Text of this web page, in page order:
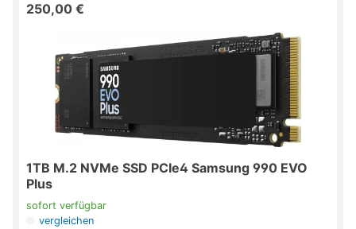
250,00 €
1TB M.2 NVMe SSD PCIe4 Samsung 990 EVO
Plus
sofort verfügbar
vergleichen